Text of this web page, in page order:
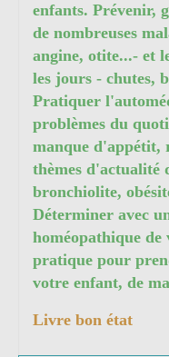
enfants. Prévenir,
de nombreuses
angine, otite...- et
les jours - chutes,
Pratiquer
problèmes du
manque d'appétit,
thèmes d'actualité
bronchiolite,
Déterminer avec
homéopathique
pratique pour
votre enfant, de
Livre bon état